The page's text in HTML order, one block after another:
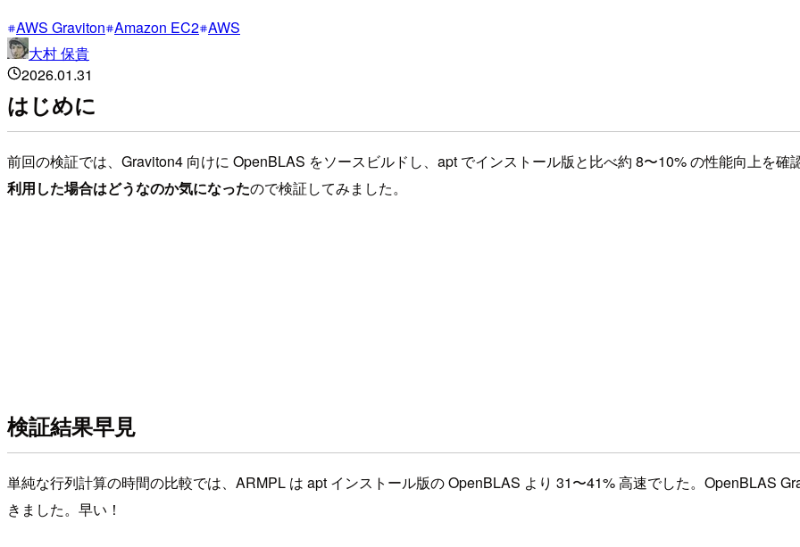
AWS Graviton Amazon EC2 AWS
大村 保貴
2026.01.31
はじめに
前回の検証では、Graviton4 向けに OpenBLAS をソースビルドし、apt でインストール版と比べ約 8〜10% の性能向上を確
利用した場合はどうなのか気になったので検証してみました。
検証結果早見
単純な行列計算の時間の比較では、ARMPL は apt インストール版の OpenBLAS より 31〜41% 高速でした。OpenBLAS
きました。早い！